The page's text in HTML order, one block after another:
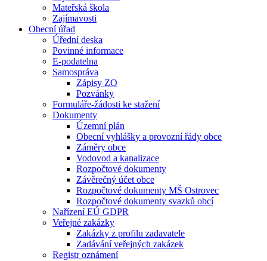
Mateřská škola
Zajímavosti
Obecní úřad
Úřední deska
Povinné informace
E-podatelna
Samospráva
Zápisy ZO
Pozvánky
Formuláře-žádosti ke stažení
Dokumenty
Územní plán
Obecní vyhlášky a provozní řády obce
Záměry obce
Vodovod a kanalizace
Rozpočtové dokumenty
Závěrečný účet obce
Rozpočtové dokumenty MŠ Ostrovec
Rozpočtové dokumenty svazků obcí
Nařízení EÚ GDPR
Veřejné zakázky
Zakázky z profilu zadavatele
Zadávání veřejných zakázek
Registr oznámení